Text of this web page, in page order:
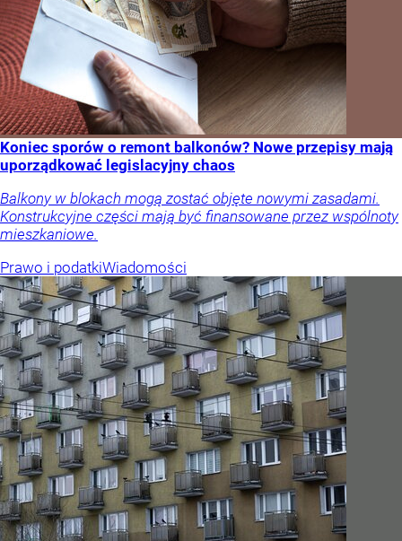
Koniec sporów o remont balkonów? Nowe przepisy mają
uporządkować legislacyjny chaos
Balkony w blokach mogą zostać objęte nowymi zasadami.
Konstrukcyjne części mają być finansowane przez wspólnoty
mieszkaniowe.
Prawo i podatkiWiadomości